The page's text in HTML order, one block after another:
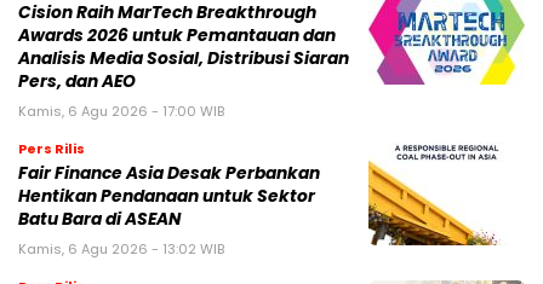
Cision Raih MarTech Breakthrough
Awards 2026 untuk Pemantauan dan
Analisis Media Sosial, Distribusi Siaran
Pers, dan AEO
Kamis, 6 Agu 2026 - 17:00 WIB
Pers Rilis
Fair Finance Asia Desak Perbankan
Hentikan Pendanaan untuk Sektor
Batu Bara di ASEAN
Kamis, 6 Agu 2026 - 13:02 WIB